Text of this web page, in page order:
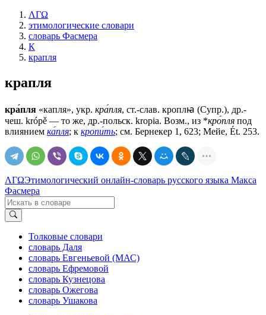
ΛΓΩ
этимологические словари
словарь Фасмера
К
крапля
крапля
кра́пля «капля», укр. кра́пля, ст.-слав. кроплꙗ (Супр.), др.-
чеш. krópě — то же, др.-польск. krорiа. Возм., из *кро́пля под
влиянием ка́пля; к кропи́ть; см. Бернекер 1, 623; Мейе, Ét. 253.
ΛΓΩЭтимологический онлайн-словарь русского языка Макса
Фасмера
Толковые словари
словарь Даля
словарь Евгеньевой (МАС)
словарь Ефремовой
словарь Кузнецова
словарь Ожегова
словарь Ушакова